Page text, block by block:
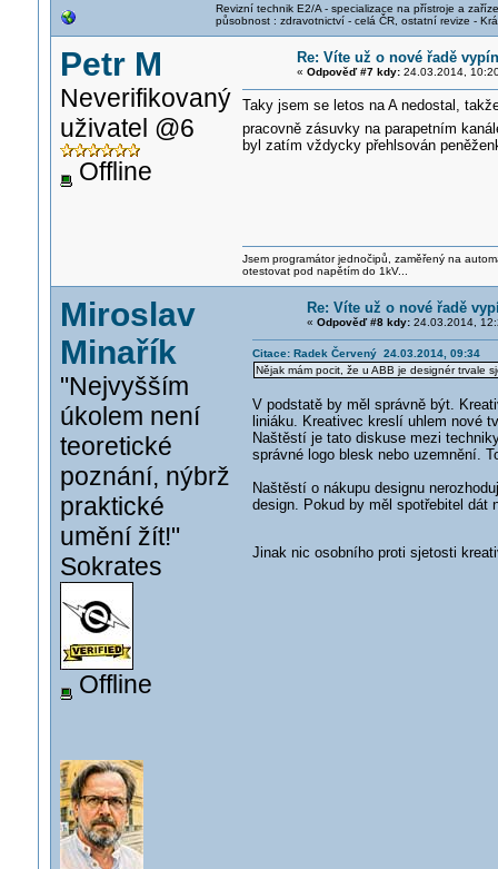
Revizní technik E2/A - specializace na přístroje a
působnost : zdravotnictví - celá ČR, ostatní revize -
Petr M
Neverifikovaný
uživatel @6
Offline
Re: Víte už o nové řadě
« Odpověď #7 kdy:24.03.2014,
Taky jsem se letos na A nedostal,
pracovně zásuvky na parapetním
byl zatím vždycky přehlsován
Jsem programátor jednočipů, zaměřený na
otestovat pod napětím do 1kV...
Miroslav
Minařík
"Nejvyšším
úkolem není
teoretické
poznání, nýbrž
praktické
umění žít!"
Sokrates
Offline
Re: Víte už o nové řadě
« Odpověď #8 kdy:24.03.2014,
Citace: Radek Červený 24.03.2014, 09:34
Nějak mám pocit, že u ABB je designér trvale
V podstatě by měl správně být.
liniáku. Kreativec kreslí uhlem nové
Naštěstí je tato diskuse mezi
správné logo blesk nebo uzemnění.
Naštěstí o nákupu designu
design. Pokud by měl spotřebitel
Jinak nic osobního proti sjetosti